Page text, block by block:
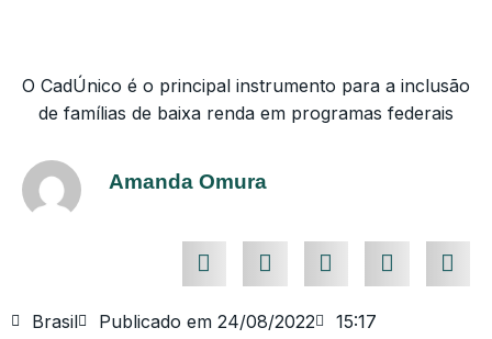
O CadÚnico é o principal instrumento para a inclusão
de famílias de baixa renda em programas federais
Amanda Omura
Brasil Publicado em 24/08/2022 15:17